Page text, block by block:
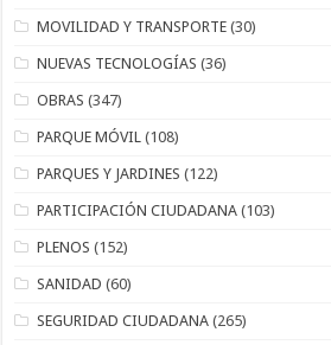
MOVILIDAD Y TRANSPORTE (30)
NUEVAS TECNOLOGÍAS (36)
OBRAS (347)
PARQUE MÓVIL (108)
PARQUES Y JARDINES (122)
PARTICIPACIÓN CIUDADANA (103)
PLENOS (152)
SANIDAD (60)
SEGURIDAD CIUDADANA (265)